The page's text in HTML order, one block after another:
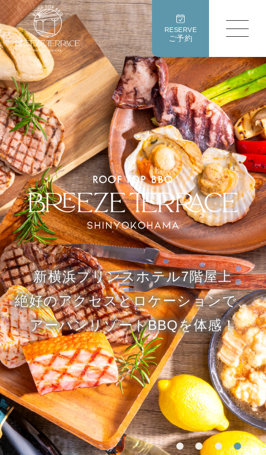
RESERVE
ご予約
新横浜プリンスホテル7階屋上
絶好のアクセスとロケーションで、
アーバンリゾートBBQを体感！